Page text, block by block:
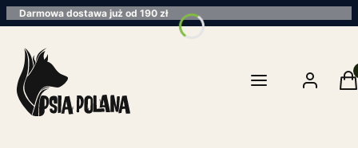
Darmowa dostawa już od 190 zł
Menu Zaloguj się